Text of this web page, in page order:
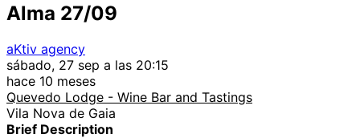
Alma 27/09
aKtiv agency
sábado, 27 sep a las 20:15
hace 10 meses
Quevedo Lodge - Wine Bar and Tastings
Vila Nova de Gaia
Brief Description